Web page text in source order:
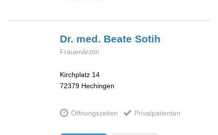
Dr. med. BeateSotih
Frauenärztin
Kirchplatz 14
72379 Hechingen
Öffnungszeiten Privatpatienten